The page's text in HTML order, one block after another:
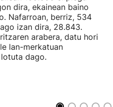
dira, ekainean baino
Nafarroan, berriz, 534
izan dira, 28.843.
arabera, datu hori
lan-merkatuan
dago.